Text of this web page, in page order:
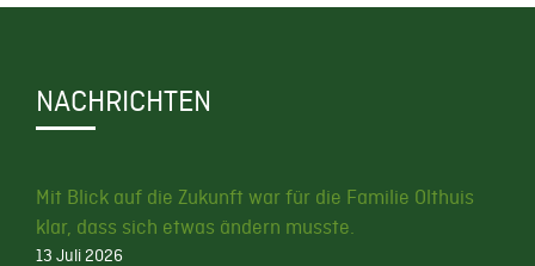
NACHRICHTEN
Mit Blick auf die Zukunft war für die Familie Olthuis
klar, dass sich etwas ändern musste.
13 Juli 2026